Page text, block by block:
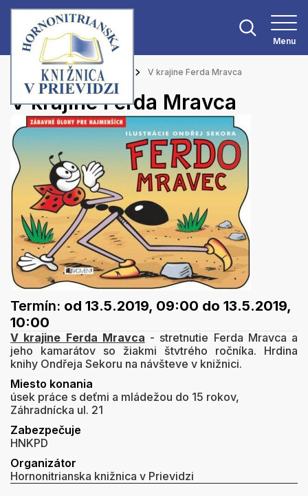
Menu
Hlavná stránka Podujatia V krajine Ferda Mravca
V krajine Ferda Mravca
Termín: od 13.5.2019, 09:00 do 13.5.2019,
10:00
V krajine Ferda Mravca - stretnutie Ferda Mravca a
jeho kamarátov so žiakmi štvtrého ročníka. Hrdina
knihy Ondřeja Sekoru na návšteve v knižnici.
Miesto konania
úsek práce s deťmi a mládežou do 15 rokov,
Záhradnícka ul. 21
Zabezpečuje
HNKPD
Organizátor
Hornonitrianska knižnica v Prievidzi